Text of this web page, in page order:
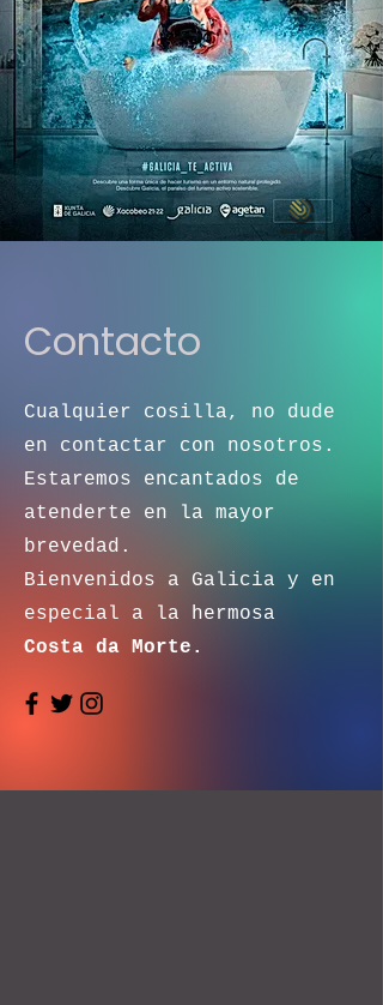
Contacto
Cualquier cosilla, no dude
en contactar con nosotros.
Estaremos encantados de
atenderte en la mayor
brevedad.
Bienvenidos a Galicia y en
especial a la hermosa
Costa da Morte.